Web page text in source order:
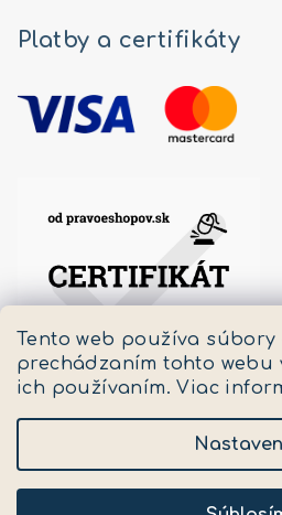
Tento web používa súbory
prechádzaním tohto webu
ich používaním. Viac
Platby a certifikáty
Copyright 2026Pastello.
Upraviť